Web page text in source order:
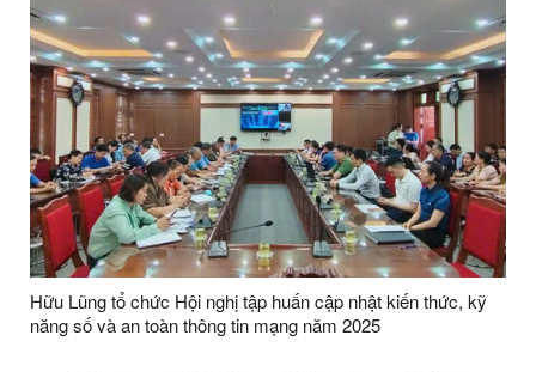
Hữu Lũng tổ chức Hội nghị tập huấn cập nhật kiến thức, kỹ
năng số và an toàn thông tin mạng năm 2025